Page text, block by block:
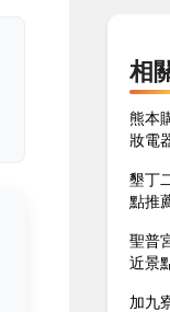
相
熊本
妝電
墾丁
點推
聖普
近景
加九